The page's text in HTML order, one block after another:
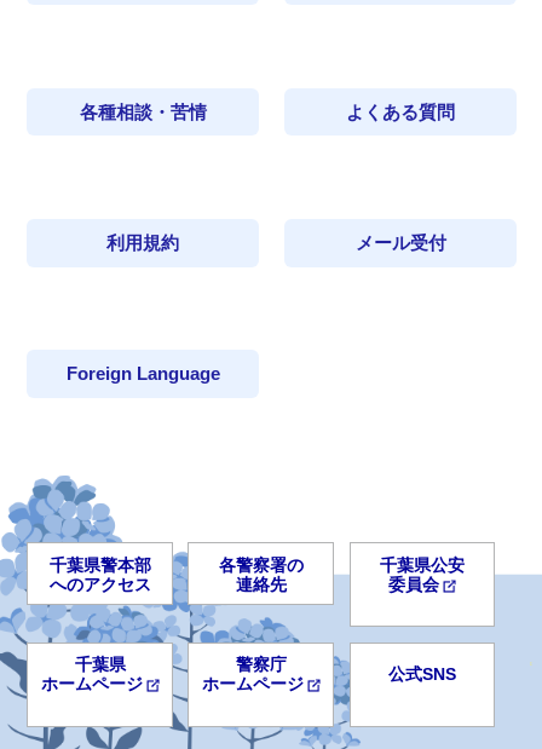
各種相談・苦情 よくある質問
利用規約 メール受付
Foreign Language
千葉県警本部
へのアクセス
各警察署の
連絡先
千葉県公安
委員会
千葉県
ホームページ
警察庁
ホームページ
公式SNS